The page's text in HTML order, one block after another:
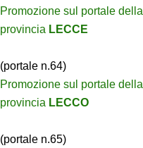
Promozione sul portale della
provincia LECCE
(portale n.64)
Promozione sul portale della
provincia LECCO
(portale n.65)